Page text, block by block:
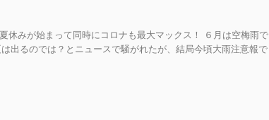
休みが始まって同時にコロナも最大マックス！ ６月は空梅雨で
出るのでは？とニュースで騒がれたが、結局今頃大雨注意報で